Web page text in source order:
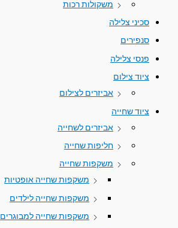
משקולות רכות
סכיני צלילה
סנפירים
פנסי צלילה
ציוד צילום
אביזרים לצילום
ציוד שחייה
אביזרים לשחייה
חליפות שחייה
משקפות שחייה
משקפות שחייה אופטיות
משקפות שחייה לילדים
משקפות שחייה למבוגרים